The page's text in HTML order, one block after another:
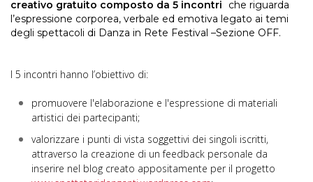
creativo gratuito composto da 5 incontri
che riguarda
l’espressione corporea, verbale ed emotiva legato ai temi
degli spettacoli di Danza in Rete Festival –Sezione OFF.
I 5 incontri hanno l’obiettivo di:
promuovere l'elaborazione e l'espressione di materiali
artistici dei partecipanti;
valorizzare i punti di vista soggettivi dei singoli iscritti,
attraverso la creazione di un feedback personale da
inserire nel blog creato appositamente per il progetto